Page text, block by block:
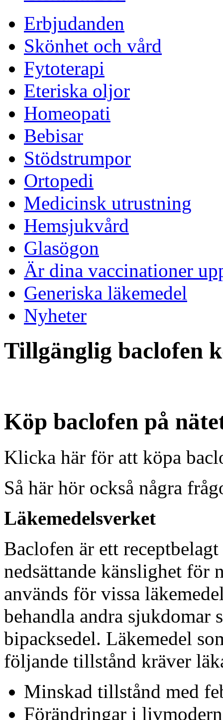
Erbjudanden
Skönhet och vård
Fytoterapi
Eteriska oljor
Homeopati
Bebisar
Stödstrumpor
Ortopedi
Medicinsk utrustning
Hemsjukvård
Glasögon
Är dina vaccinationer
Generiska läkemedel
Nyheter
Tillgänglig baclofen
Köp baclofen på
Klicka här för att köpa
Så här hör också några
Läkemedelsverket
Baclofen är ett
nedsättande känslighet för
används för vissa
behandla andra sjukdomar
bipacksedel. Läkemedel
följande tillstånd kräver
Minskad tillstånd med
Förändringar i livmodern